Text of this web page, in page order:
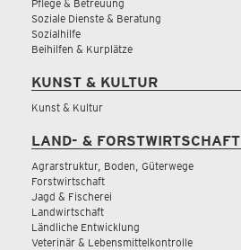
Pflege & Betreuung
Soziale Dienste & Beratung
Sozialhilfe
Beihilfen & Kurplätze
KUNST & KULTUR
Kunst & Kultur
LAND- & FORSTWIRTSCHAFT
Agrarstruktur, Boden, Güterwege
Forstwirtschaft
Jagd & Fischerei
Landwirtschaft
Ländliche Entwicklung
Veterinär & Lebensmittelkontrolle